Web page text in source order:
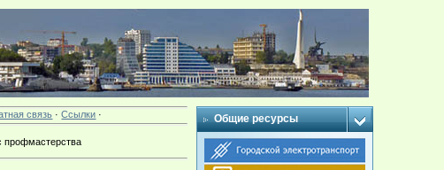
связь ·Ссылки ·
профмастерства
Общие ресурсы